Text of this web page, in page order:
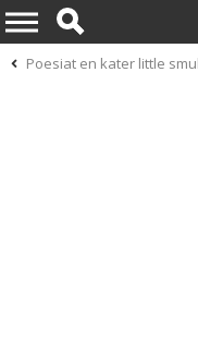
Poesiat en kater little